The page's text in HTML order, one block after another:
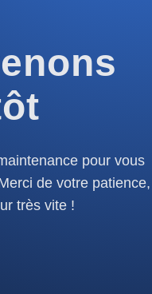
pour vous
de votre patience,
très vite !